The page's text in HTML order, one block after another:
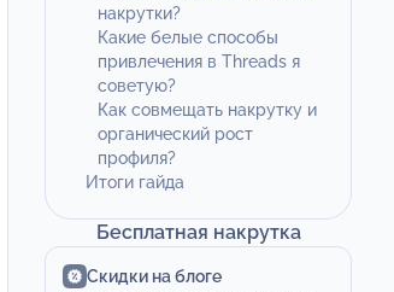
накрутки?
Какие белые способы
привлечения в Threads я
советую?
Как совмещать накрутку и
органический рост
профиля?
Итоги гайда
Бесплатная накрутка
Скидки на блоге